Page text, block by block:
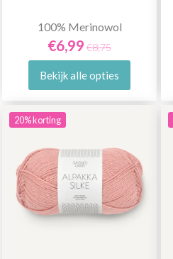
100% Merinowol
€6,99 €8,75
Bekijk alle opties
20% korting